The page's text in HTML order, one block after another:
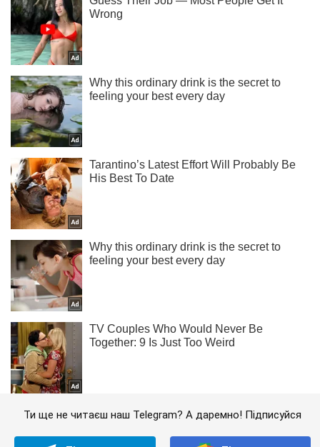
Ти ще не читаєш наш Telegram? А даремно! Підписуйся